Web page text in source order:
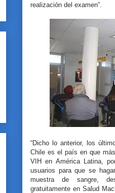
realización del examen”.
“Dicho lo anterior, los
Chile es el país en que
VIH en América Latina,
usuarios para que se
muestra de sangre,
gratuitamente en Salud